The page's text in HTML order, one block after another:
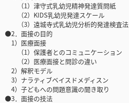
（1）津守式乳幼児精神発達質問紙
（2）KIDS乳幼児発達スケール
（3）遠城寺式乳幼児分析的発達検査法
●2．面接の目的
1）医療面接
（1）保護者とのコミュニケーション
（2）医療面接と問診の違い
2）解釈モデル
3）ナラティブベイスドメディスン
4）子どもへの問題意識の聞き取り
●3．面接の技法